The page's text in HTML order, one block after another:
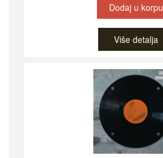
Dodaj u korpu
Više detalja